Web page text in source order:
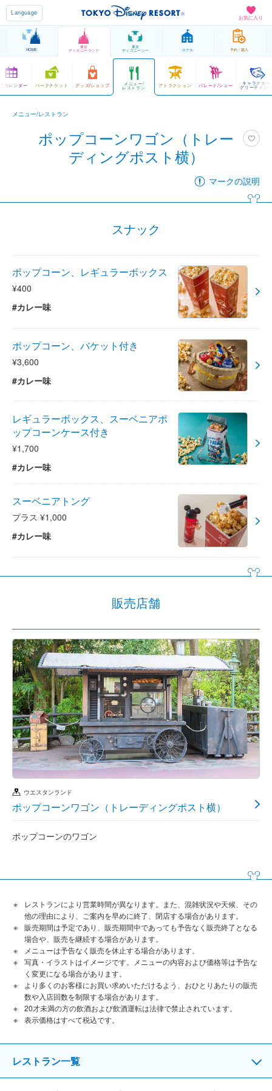
お気に入り
Language
HOME
東京
ディズニーランド
東京
ディズニーシー ホテル 予約 / 購入
カレンダー パークチケット グッズ/ショップ メニュー/
レストラン アトラクション パレード/ショー キャラクター
グリーティング
メニュー/レストラン
ポップコーンワゴン（トレー
ディングポスト横）
マークの説明
スナック
ポップコーン、レギュラーボックス
¥400
#カレー味
ポップコーン、バケット付き
¥3,600
#カレー味
レギュラーボックス、スーベニアポ
ップコーンケース付き
¥1,700
#カレー味
スーベニアトング
プラス ¥1,000
#カレー味
販売店舗
ウエスタンランド
ポップコーンワゴン（トレーディングポスト横）
ポップコーンのワゴン
レストランにより営業時間が異なります。また、混雑状況や天候、その
他の理由により、ご案内を早めに終了、閉店する場合があります。
販売期間は予定であり、販売期間中であっても予告なく販売終了となる
場合や、販売を継続する場合があります。
メニューは予告なく販売を休止する場合があります。
写真・イラストはイメージです。メニューの内容および価格等は予告な
く変更になる場合があります。
より多くのお客様にお買い求めいただけるよう、おひとりあたりの販売
数や入店回数を制限する場合があります。
20才未満の方の飲酒および飲酒運転は法律で禁止されています。
表⽰価格はすべて税込です。
レストラン一覧